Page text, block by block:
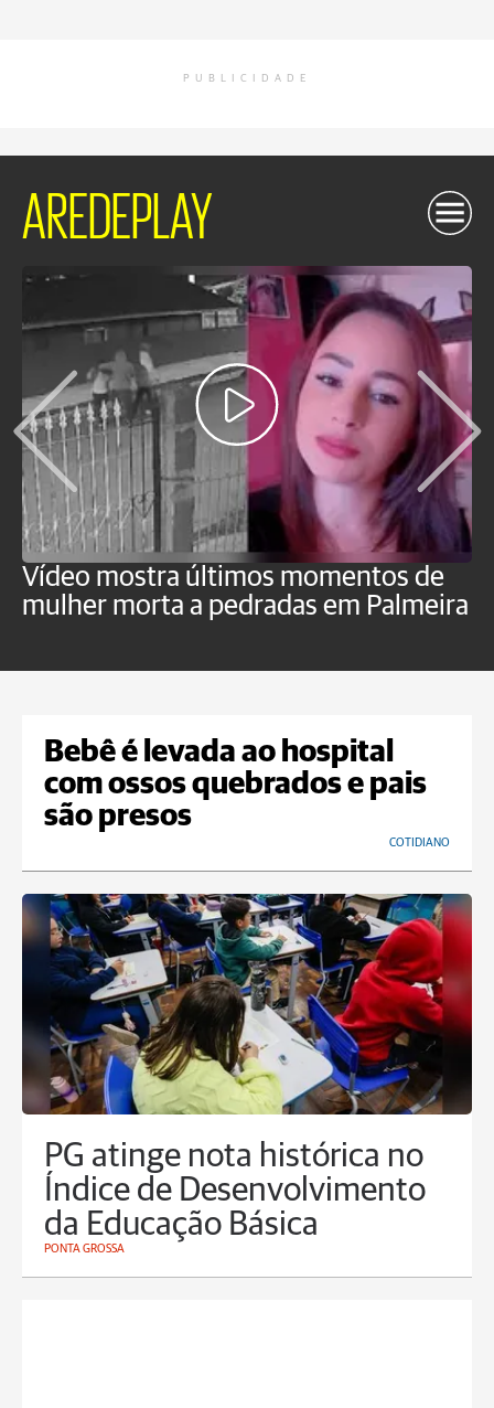
PUBLICIDADE
AREDEPLAY
Vídeo mostra últimos momentos de
mulher morta a pedradas em Palmeira
Bebê é levada ao hospital
com ossos quebrados e pais
são presos
COTIDIANO
PG atinge nota histórica no
Índice de Desenvolvimento
da Educação Básica
PONTA GROSSA